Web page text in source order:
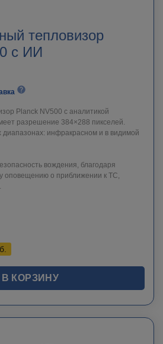
тепловизор
с ИИ
Planck NV500 с аналитикой
разрешение 384×288 пикселей.
диапазонах: инфракрасном и в видимой
вождения, благодаря
оповещению о приближении к ТС,
В КОРЗИНУ